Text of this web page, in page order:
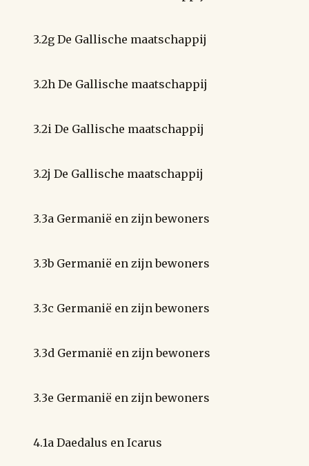
3.2g De Gallische maatschappij
3.2h De Gallische maatschappij
3.2i De Gallische maatschappij
3.2j De Gallische maatschappij
3.3a Germanië en zijn bewoners
3.3b Germanië en zijn bewoners
3.3c Germanië en zijn bewoners
3.3d Germanië en zijn bewoners
3.3e Germanië en zijn bewoners
4.1a Daedalus en Icarus